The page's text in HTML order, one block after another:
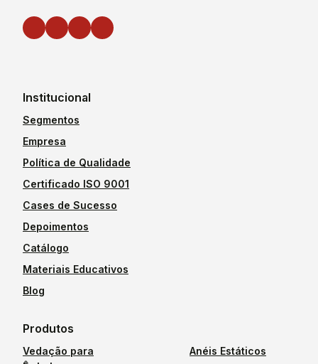
Institucional
Segmentos
Empresa
Política de Qualidade
Certificado ISO 9001
Cases de Sucesso
Depoimentos
Catálogo
Materiais Educativos
Blog
Produtos
Vedação para
Anéis Estáticos